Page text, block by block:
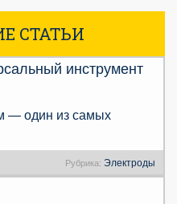
СТАТЬИ
инструмент
— один из самых
Рубрика: Электроды